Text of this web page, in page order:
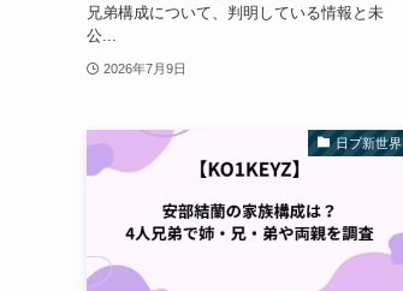
兄弟構成について、判明している情報と未
公...
2026年7月9日
日プ新世界